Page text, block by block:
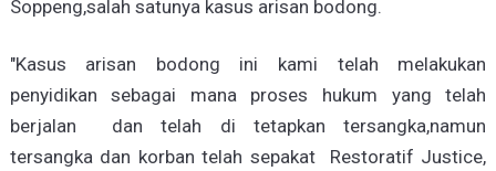
Soppeng,salah satunya kasus arisan bodong.
"Kasus arisan bodong ini kami telah melakukan
penyidikan sebagai mana proses hukum yang telah
berjalan dan telah di tetapkan tersangka,namun
tersangka dan korban telah sepakat Restoratif Justice,